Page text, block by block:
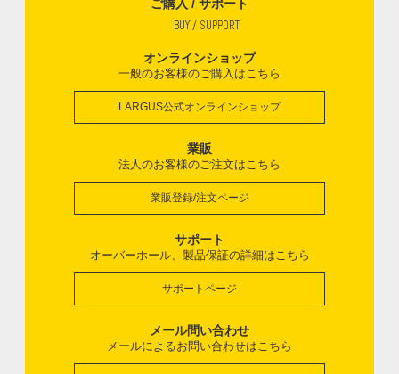
ご購入 / サポート
BUY / SUPPORT
オンラインショップ
一般のお客様のご購入はこちら
LARGUS公式オンラインショップ
業販
法人のお客様のご注文はこちら
業販登録/注文ページ
サポート
オーバーホール、製品保証の詳細はこちら
サポートページ
メール問い合わせ
メールによるお問い合わせはこちら